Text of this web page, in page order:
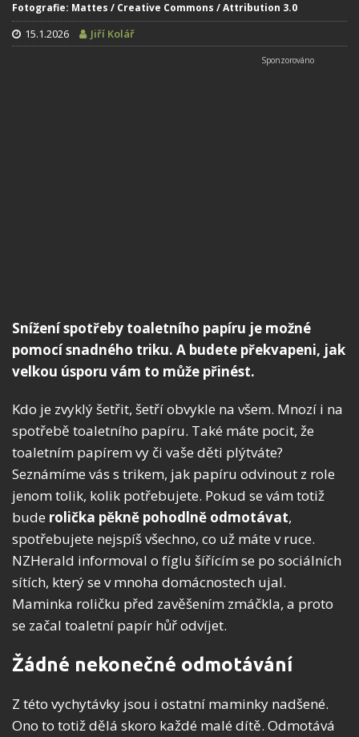
Fotografie: Mattes / Creative Commons / Attribution 3.0
15.1.2026 Jiří Kolář
Snížení spotřeby toaletního papíru je možné
pomocí snadného triku. A budete překvapeni, jak
velkou úsporu vám to může přinést.
Kdo je zvyklý šetřit, šetří obvykle na všem. Mnozí i na
spotřebě toaletního papíru. Také máte pocit, že
toaletním papírem vy či vaše děti plýtváte?
Seznámíme vás s trikem, jak papíru odvinout z role
jenom tolik, kolik potřebujete. Pokud se vám totiž
bude rolička pěkně pohodlně odmotávat,
spotřebujete nejspíš všechno, co už máte v ruce.
NZHerald informoval o fíglu šířícím se po sociálních
sítích, který se v mnoha domácnostech ujal.
Maminka roličku před zavěšením zmáčkla, a proto
se začal toaletní papír hůř odvíjet.
Žádné nekonečné odmotávání
Z této vychytávky jsou i ostatní maminky nadšené.
Ono to totiž dělá skoro každé malé dítě. Odmotává